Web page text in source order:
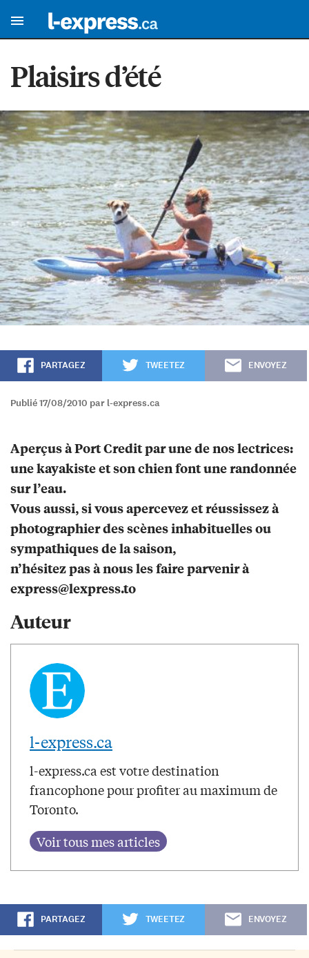
Plaisirs d’été
PARTAGEZ TWEETEZ ENVOYEZ
Publié 17/08/2010 par l-express.ca
Aperçus à Port Credit par une de nos lectrices:
une kayakiste et son chien font une randonnée
sur l’eau.
Vous aussi, si vous apercevez et réussissez à
photographier des scènes inhabituelles ou
sympathiques de la saison,
n’hésitez pas à nous les faire parvenir à
express@lexpress.to
Auteur
l-express.ca
l-express.ca est votre destination
francophone pour profiter au maximum de
Toronto.
PARTAGEZ TWEETEZ ENVOYEZ